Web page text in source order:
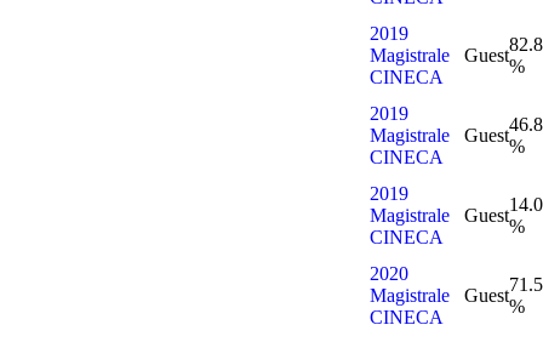
2019
Magistrale
CINECA
Guest
%
2019
Magistrale
CINECA
Guest
%
2019
Magistrale
CINECA
Guest
%
2020
Magistrale
CINECA
Guest
%